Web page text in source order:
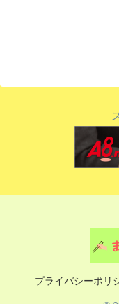
プライバシーポリ